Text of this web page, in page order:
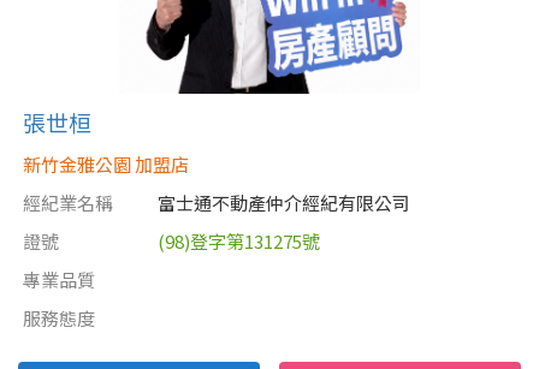
張世桓
新竹金雅公園 加盟店
經紀業名稱
富士通不動產仲介經紀有限公司
證號
(98)登字第131275號
專業品質
服務態度